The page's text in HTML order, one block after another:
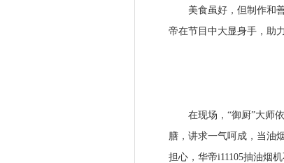
美食虽好，但制作和善
帝在节目中大显身手，助
在现场，“御厨”大师依
膳，讲求一气呵成，当油
担心，华帝i11105抽油烟